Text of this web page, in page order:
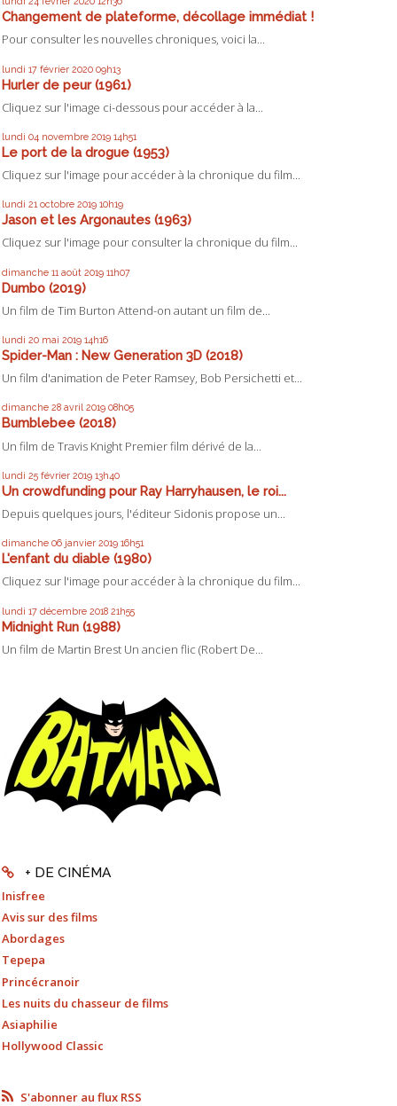
Changement de plateforme, décollage immédiat !
Pour consulter les nouvelles chroniques, voici la...
lundi 17 février 2020 09h13
Hurler de peur (1961)
Cliquez sur l'image ci-dessous pour accéder à la...
lundi 04 novembre 2019 14h51
Le port de la drogue (1953)
Cliquez sur l'image pour accéder à la chronique du film...
lundi 21 octobre 2019 10h19
Jason et les Argonautes (1963)
Cliquez sur l'image pour consulter la chronique du film...
dimanche 11 août 2019 11h07
Dumbo (2019)
Un film de Tim Burton Attend-on autant un film de...
lundi 20 mai 2019 14h16
Spider-Man : New Generation 3D (2018)
Un film d'animation de Peter Ramsey, Bob Persichetti et...
dimanche 28 avril 2019 08h05
Bumblebee (2018)
Un film de Travis Knight Premier film dérivé de la...
lundi 25 février 2019 13h40
Un crowdfunding pour Ray Harryhausen, le roi...
Depuis quelques jours, l'éditeur Sidonis propose un...
dimanche 06 janvier 2019 16h51
L'enfant du diable (1980)
Cliquez sur l'image pour accéder à la chronique du film...
lundi 17 décembre 2018 21h55
Midnight Run (1988)
Un film de Martin Brest Un ancien flic (Robert De...
+ DE CINÉMA
Inisfree
Avis sur des films
Abordages
Tepepa
Princécranoir
Les nuits du chasseur de films
Asiaphilie
Hollywood Classic
S'abonner au flux RSS